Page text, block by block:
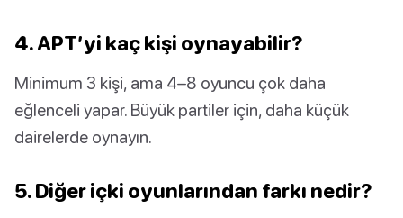
4. APT’yi kaç kişi oynayabilir?
Minimum 3 kişi, ama 4–8 oyuncu çok daha
eğlenceli yapar. Büyük partiler için, daha küçük
dairelerde oynayın.
5. Diğer içki oyunlarından farkı nedir?